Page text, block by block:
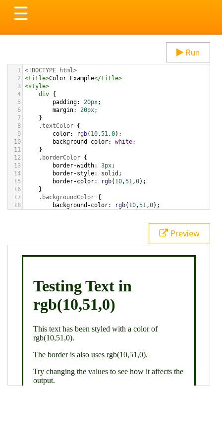
Toggle
navigation
☰
Run
1 <!DOCTYPE html>
2
<title>Color Example</title>
3 <style>
4
div {
5
padding: 20px;
6
margin: 20px;
7
}
8
.textColor {
9
color: rgb( 10,51,0);
10
background-color: white;
11
}
12
.borderColor {
13
border-width: 3px;
14
border-style: solid ;
15
border-color: rgb( 10,51,0);
16
}
17
.backgroundColor {
18
background-color: rgb( 10,51,0);
bottom ,
white, rgb(10,51,0));
div class="textColor borderColor"
< h1>Testing Text in rgb(10,51,0)
Preview